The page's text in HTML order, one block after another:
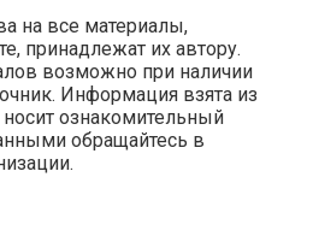
на все материалы,
принадлежат их автору.
возможно при наличии
Информация взята из
ознакомительный
обращайтесь в